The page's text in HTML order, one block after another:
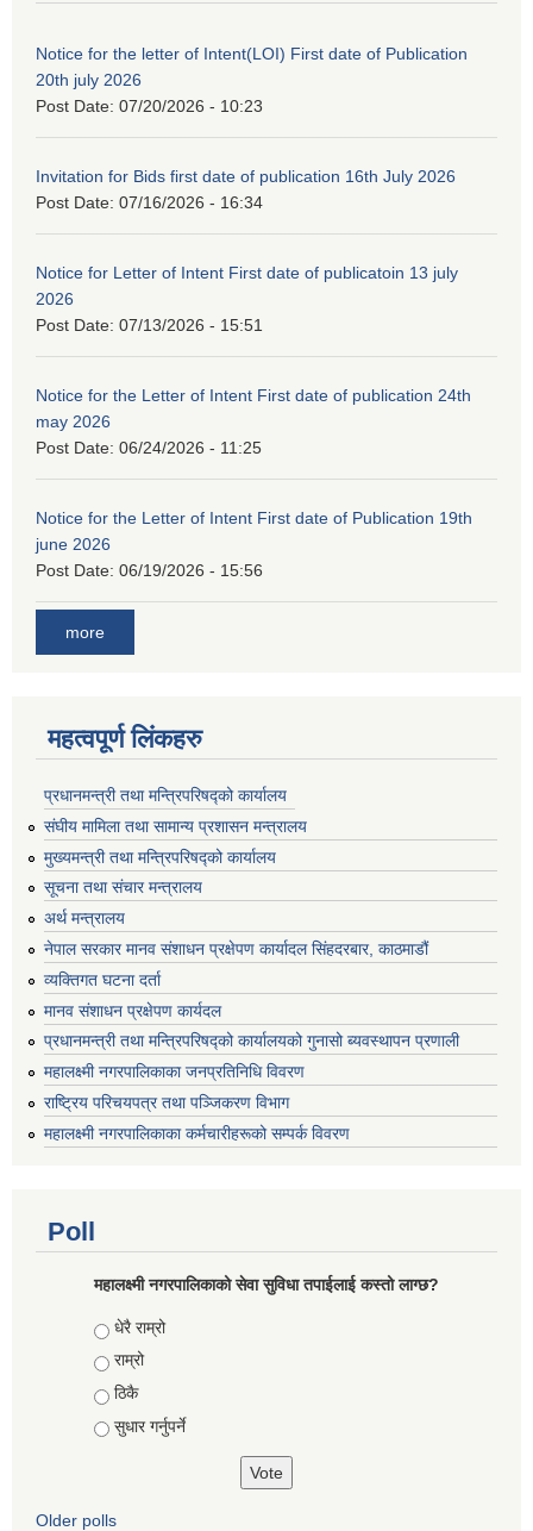
Notice for the letter of Intent(LOI) First date of Publication
20th july 2026
Post Date: 07/20/2026 - 10:23
Invitation for Bids first date of publication 16th July 2026
Post Date: 07/16/2026 - 16:34
Notice for Letter of Intent First date of publicatoin 13 july
2026
Post Date: 07/13/2026 - 15:51
Notice for the Letter of Intent First date of publication 24th
may 2026
Post Date: 06/24/2026 - 11:25
Notice for the Letter of Intent First date of Publication 19th
june 2026
Post Date: 06/19/2026 - 15:56
more
महत्वपूर्ण लिंकहरु
प्रधानमन्त्री तथा मन्त्रिपरिषद्को कार्यालय
संघीय मामिला तथा सामान्य प्रशासन मन्त्रालय
मुख्यमन्त्री तथा मन्त्रिपरिषद्को कार्यालय
सूचना तथा संचार मन्त्रालय
अर्थ मन्त्रालय
नेपाल सरकार मानव संशाधन प्रक्षेपण कार्यादल सिंहदरबार, काठमाडौं
व्यक्तिगत घटना दर्ता
मानव संशाधन प्रक्षेपण कार्यदल
प्रधानमन्त्री तथा मन्त्रिपरिषद्को कार्यालयको गुनासो ब्यवस्थापन प्रणाली
महालक्ष्मी नगरपालिकाका जनप्रतिनिधि विवरण
राष्ट्रिय परिचयपत्र तथा पञ्जिकरण विभाग
महालक्ष्मी नगरपालिकाका कर्मचारीहरूको सम्पर्क विवरण
Poll
महालक्ष्मी नगरपालिकाको सेवा सुविधा तपाईलाई कस्तो लाग्छ?
Choices
धेरै राम्रो
राम्रो
ठिकै
सुधार गर्नुपर्ने
Older polls